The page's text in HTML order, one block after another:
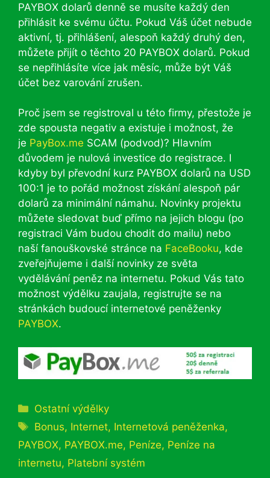
PAYBOX dolarů denně se musíte každý den
přihlásit ke svému účtu. Pokud Váš účet nebude
aktivní, tj. přihlášení, alespoň každý druhý den,
můžete přijít o těchto 20 PAYBOX dolarů. Pokud
se nepřihlásíte více jak měsíc, může být Váš
účet bez varování zrušen.
Proč jsem se registroval u této firmy, přestože je
zde spousta negativ a existuje i možnost, že
je PayBox.me SCAM (podvod)? Hlavním
důvodem je nulová investice do registrace. I
kdyby byl převodní kurz PAYBOX dolarů na USD
100:1 je to pořád možnost získání alespoň pár
dolarů za minimální námahu. Novinky projektu
můžete sledovat buď přímo na jejich blogu (po
registraci Vám budou chodit do mailu) nebo
naší fanouškovské stránce na FaceBooku, kde
zveřejňujeme i další novinky ze světa
vydělávání peněz na internetu. Pokud Vás tato
možnost výdělku zaujala, registrujte se na
stránkách budoucí internetové peněženky
PAYBOX.
Rubriky
Ostatní výdělky
Štítky
Bonus, Internet, Internetová peněženka,
PAYBOX, PAYBOX.me, Peníze, Peníze na
internetu, Platební systém